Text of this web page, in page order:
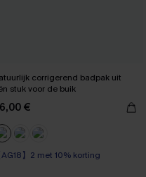
corrigerend badpak uit
stuk voor de buik
€
】2 met 10% korting
badpak